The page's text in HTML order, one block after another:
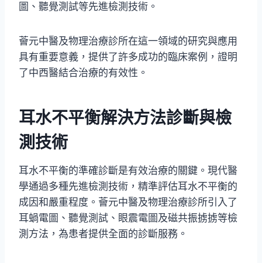
圖、聽覺測試等先進檢測技術。
薈元中醫及物理治療診所在這一領域的研究與應用
具有重要意義，提供了許多成功的臨床案例，證明
了中西醫結合治療的有效性。
耳水不平衡解決方法診斷與檢
測技術
耳水不平衡的準確診斷是有效治療的關鍵。現代醫
學通過多種先進檢測技術，精準評估耳水不平衡的
成因和嚴重程度。薈元中醫及物理治療診所引入了
耳蝸電圖、聽覺測試、眼震電圖及磁共振掳掳等檢
測方法，為患者提供全面的診斷服務。